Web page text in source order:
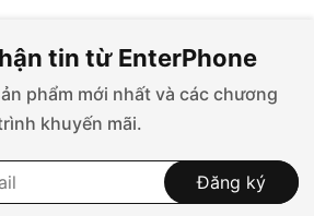
tin từ EnterPhone
phẩm mới nhất và các chương
khuyến mãi.
Đăng ký